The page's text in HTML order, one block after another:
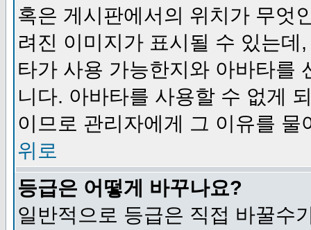
혹은 게시판에서의 위치가 무엇
려진 이미지가 표시될 수 있는
타가 사용 가능한지와 아바타를
니다. 아바타를 사용할 수 없게
이므로 관리자에게 그 이유를 물
위로
등급은 어떻게 바꾸나요?
일반적으로 등급은 직접 바꿀수